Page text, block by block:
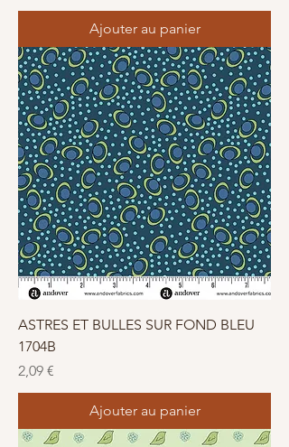
Ajouter au panier
ASTRES ET BULLES SUR FOND BLEU
1704B
Prix
2,09 €
Ajouter au panier